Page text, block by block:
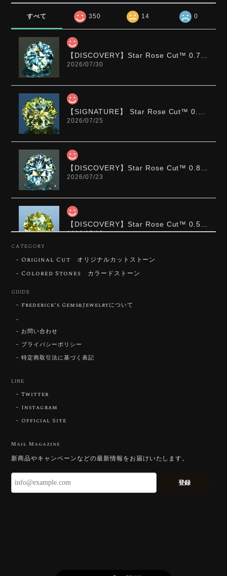
すべて 350 14 0
2026/07/30
2026/07/25
2026/07/23
2026/07/23
ずっと待ち望んでいたカットを運よく購入できて嬉し
いです。 ウルウルとギラギラを一度に見ることができ
はないスフェーンの新たな一面を知ることができて感
動しております。 この度はありがとうございました。
お迎えいただきありがとうございます。
「ウルウルとギラギラを一度に」——まさ
にその両立を狙って設計したカットですの
やわらかく受け止めるようにしています。
長くお楽しみいただけますように。
2026/07/21
久しぶりに買えました。 相変わらずギラッギラで素晴
CATEGORY
Original Cut オリジナルカットストーン
Colored Stones カラードストーン
GUIDE
Frederick’s Gems&Jewelryについて
お問い合わせ
プライバシーポリシー
特定商取引法に基づく表記
LINK
Twitter
Instagram
Official Site
Mail Magazine
新商品やキャンペーンなどの最新情報をお届けいたします。
登録